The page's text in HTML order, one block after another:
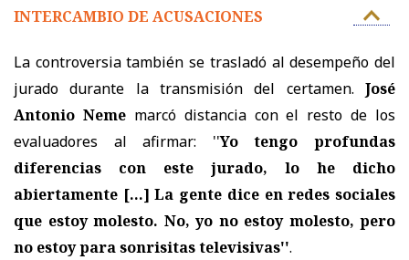
INTERCAMBIO DE ACUSACIONES
La controversia también se trasladó al desempeño del
jurado durante la transmisión del certamen. José
Antonio Nememarcó distancia con el resto de los
evaluadores al afirmar: ''Yo tengo profundas
diferencias con este jurado, lo he dicho
abiertamente [...] La gente dice en redes sociales
que estoy molesto. No, yo no estoy molesto, pero
no estoy para sonrisitas televisivas''.